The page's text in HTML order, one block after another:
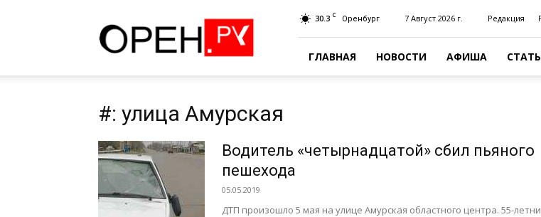
30.3 C Оренбург 7 Август 2026 г. Редакция
ГЛАВНАЯ НОВОСТИ АФИША
#: улица Амурская
Водитель «четырнадцатой» сбил пьяного
пешехода
05.05.2019
ДТП произошло 5 мая на улице Амурская областного центра. 55-